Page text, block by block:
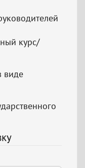
курс/
виде